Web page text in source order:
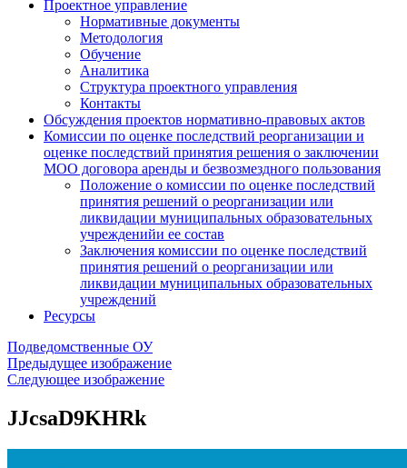
Проектное управление
Нормативные документы
Методология
Обучение
Аналитика
Структура проектного управления
Контакты
Обсуждения проектов нормативно-правовых актов
Комиссии по оценке последствий реорганизации и
оценке последствий принятия решения о заключении
МОО договора аренды и безвозмездного пользования
Положение о комиссии по оценке последствий
принятия решений о реорганизации или
ликвидации муниципальных образовательных
учрежденийи ее состав
Заключения комиссии по оценке последствий
принятия решений о реорганизации или
ликвидации муниципальных образовательных
учреждений
Ресурсы
Подведомственные ОУ
Предыдущее изображение
Следующее изображение
JJcsaD9KHRk